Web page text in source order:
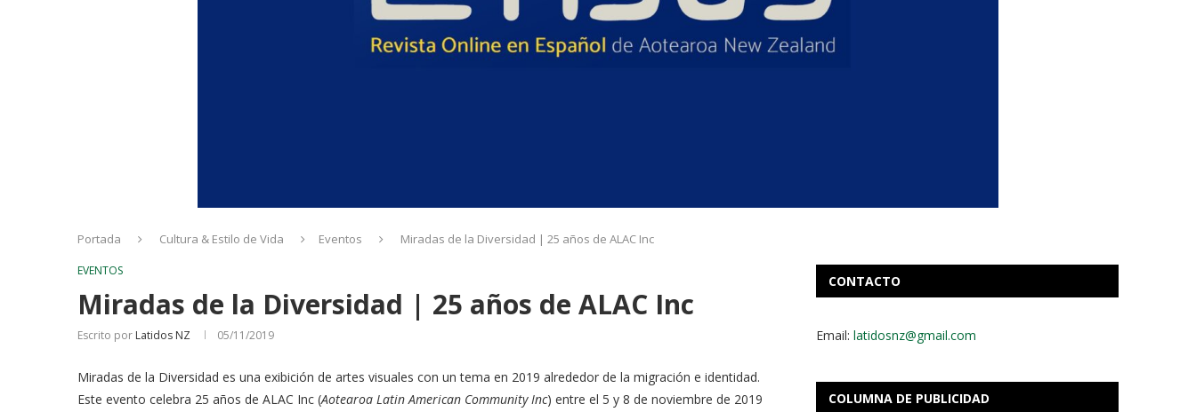
Portada Cultura & Estilo de Vida Eventos Miradas de la Diversidad | 25 años de ALAC Inc
EVENTOS
Miradas de la Diversidad | 25 años de ALAC Inc
Escrito por Latidos NZ 05/11/2019
Miradas de la Diversidad es una exibición de artes visuales con un tema en 2019 alrededor de la migración e identidad.
Este evento celebra 25 años de ALAC Inc (Aotearoa Latin American Community Inc) entre el 5 y 8 de noviembre de 2019
CONTACTO
Email: latidosnz@gmail.com
COLUMNA DE PUBLICIDAD